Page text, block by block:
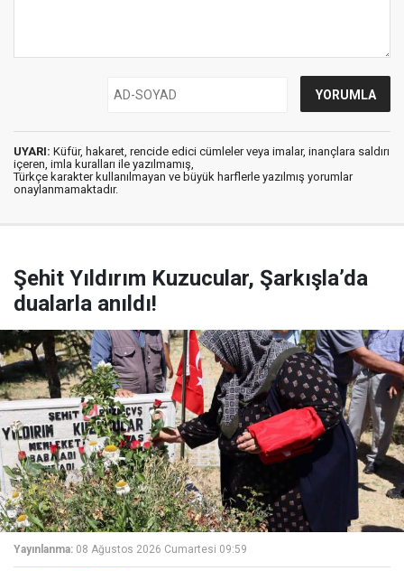
UYARI: Küfür, hakaret, rencide edici cümleler veya imalar, inançlara saldırı
içeren, imla kuralları ile yazılmamış,
Türkçe karakter kullanılmayan ve büyük harflerle yazılmış yorumlar
onaylanmamaktadır.
Şehit Yıldırım Kuzucular, Şarkışla’da
dualarla anıldı!
Yayınlanma: 08 Ağustos 2026 Cumartesi 09:59